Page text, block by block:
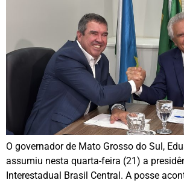
O governador de Mato Grosso do Sul,
assumiu nesta quarta-feira (21) a
Interestadual Brasil Central. A posse